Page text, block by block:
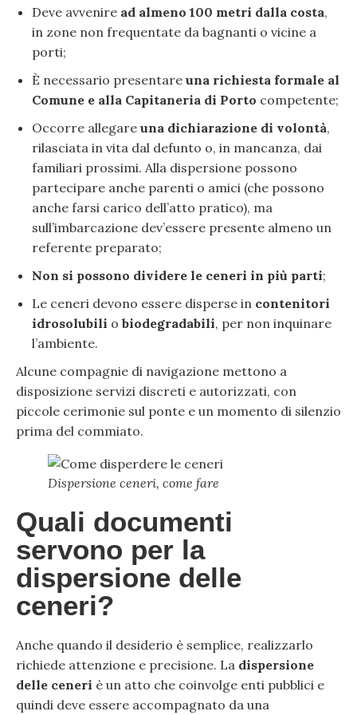
Deve avvenire ad almeno 100 metri dalla costa,
in zone non frequentate da bagnanti o vicine a
porti;
È necessario presentare una richiesta formale al
Comune e alla Capitaneria di Porto competente;
Occorre allegare una dichiarazione di volontà,
rilasciata in vita dal defunto o, in mancanza, dai
familiari prossimi. Alla dispersione possono
partecipare anche parenti o amici (che possono
anche farsi carico dell’atto pratico), ma
sull’imbarcazione dev’essere presente almeno un
referente preparato;
Non si possono dividere le ceneri in più parti;
Le ceneri devono essere disperse in contenitori
idrosolubili o biodegradabili, per non inquinare
l’ambiente.
Alcune compagnie di navigazione mettono a
disposizione servizi discreti e autorizzati, con
piccole cerimonie sul ponte e un momento di silenzio
prima del commiato.
Dispersione ceneri, come fare
Quali documenti
servono per la
dispersione delle
ceneri?
Anche quando il desiderio è semplice, realizzarlo
richiede attenzione e precisione. La dispersione
delle ceneri è un atto che coinvolge enti pubblici e
quindi deve essere accompagnato da una